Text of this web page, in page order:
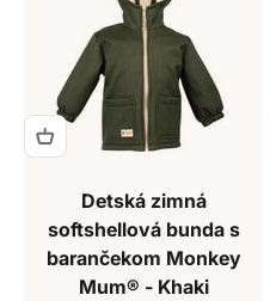
Detská zimná
softshellová bunda s
barančekom Monkey
Mum® - Khaki